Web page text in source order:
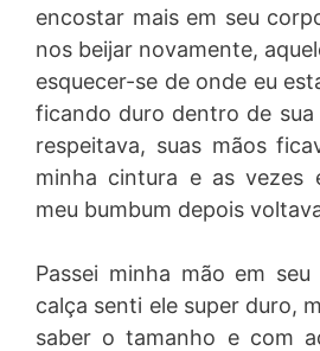
encostar mais em seu
nos beijar novamente,
esquecer-se de onde eu
ficando duro dentro de sua
respeitava, suas mãos
minha cintura e as vezes
meu bumbum depois
Passei minha mão em
calça senti ele super duro,
saber o tamanho e com